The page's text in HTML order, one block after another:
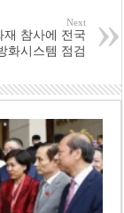
Next
재 참사에 전국
화시스템 점검